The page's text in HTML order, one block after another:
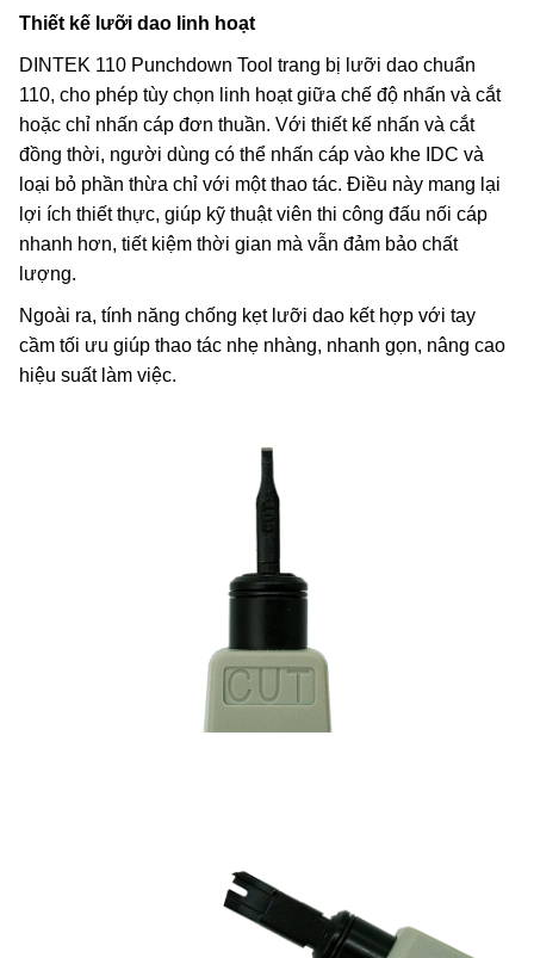
Thiết kế lưỡi dao linh hoạt
DINTEK 110 Punchdown Tool trang bị lưỡi dao chuẩn
110, cho phép tùy chọn linh hoạt giữa chế độ nhấn và cắt
hoặc chỉ nhấn cáp đơn thuần. Với thiết kế nhấn và cắt
đồng thời, người dùng có thể nhấn cáp vào khe IDC và
loại bỏ phần thừa chỉ với một thao tác. Điều này mang lại
lợi ích thiết thực, giúp kỹ thuật viên thi công đấu nối cáp
nhanh hơn, tiết kiệm thời gian mà vẫn đảm bảo chất
lượng.
Ngoài ra, tính năng chống kẹt lưỡi dao kết hợp với tay
cầm tối ưu giúp thao tác nhẹ nhàng, nhanh gọn, nâng cao
hiệu suất làm việc.